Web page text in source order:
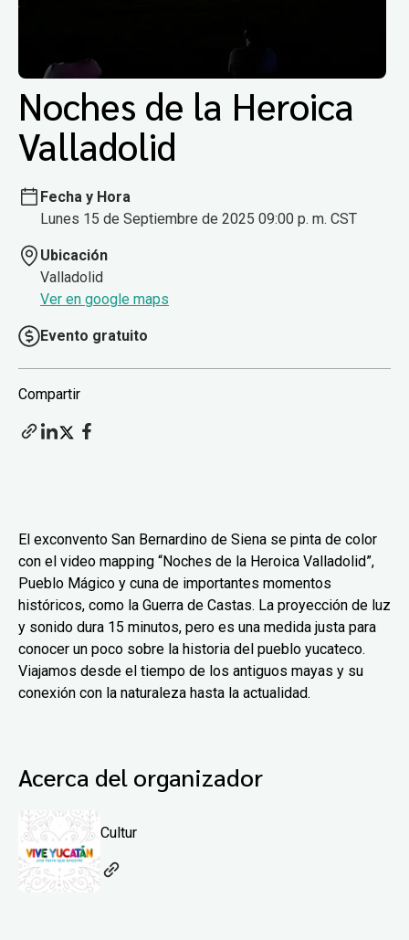
Noches de la Heroica
Valladolid
Fecha y Hora
Lunes 15 de Septiembre de 2025 09:00 p. m. CST
Ubicación
Valladolid
Ver en google maps
Evento gratuito
Compartir
El exconvento San Bernardino de Siena se pinta de color
con el video mapping “Noches de la Heroica Valladolid”,
Pueblo Mágico y cuna de importantes momentos
históricos, como la Guerra de Castas. La proyección de luz
y sonido dura 15 minutos, pero es una medida justa para
conocer un poco sobre la historia del pueblo yucateco.
Viajamos desde el tiempo de los antiguos mayas y su
conexión con la naturaleza hasta la actualidad.
Acerca del organizador
Cultur